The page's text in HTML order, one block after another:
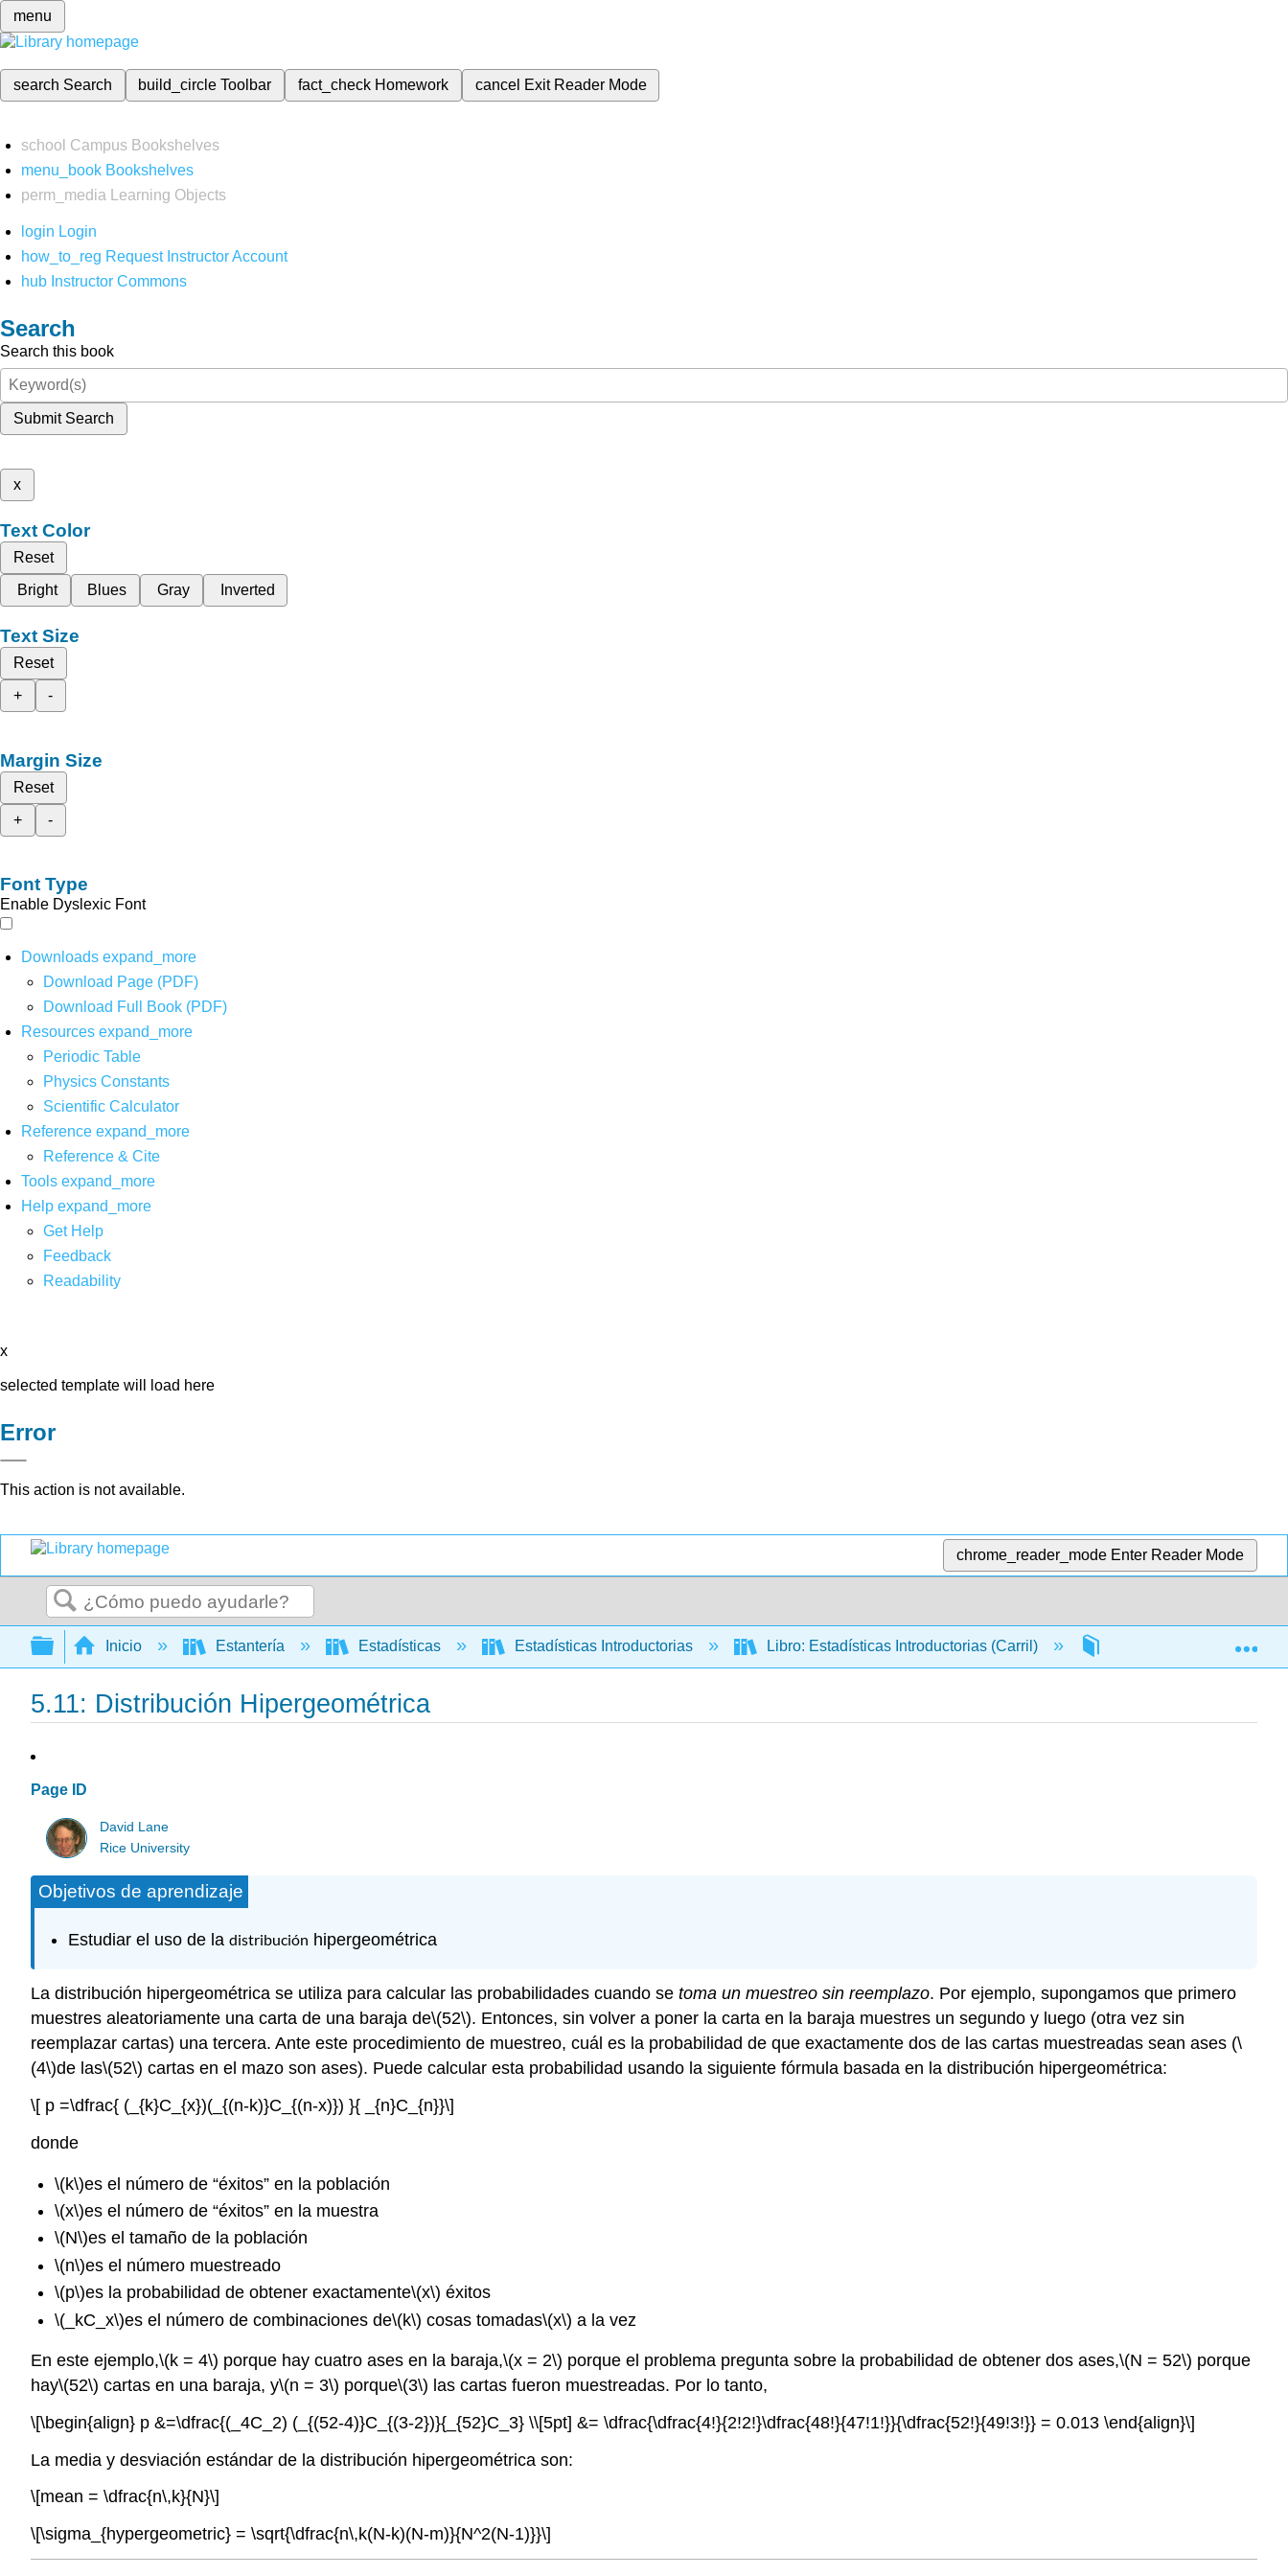
menu
search Search build_circleToolbar fact_check Homework cancel Exit Reader Mode
school Campus Bookshelves
menu_book Bookshelves
perm_media
Learning Objects
login Login
how_to_reg Request Instructor Account
hub Instructor Commons
Search
Search this book
Submit Search
x
Text Color
Reset
Bright
Blues Gray Inverted
Text Size
Reset
+
-
Margin Size
Reset
+
-
Font Type
Enable Dyslexic Font
Downloads expand_more
Download Page (PDF)
Download Full Book (PDF)
Resources expand_more
Periodic Table
Physics Constants
Scientific Calculator
Reference expand_more
Reference & Cite
Tools expand_more
Help expand_more
Get Help
Feedback
Readability
x
selected template will load here
Error
This action is not available.
chrome_reader_mode Enter Reader Mode
Buscar
Expandir/contraer jerarquía global
Inicio Estantería Estadísticas Estadísticas Introductorias Libro: Estadísticas Introductorias (Carril)
5.11: Distribución Hipergeométrica
Page ID
David Lane
Rice University
Objetivos de aprendizaje
Estudiar el uso de la distribución hipergeométrica
La distribución hipergeométrica se utiliza para calcular las probabilidades cuando se toma un muestreo sin reemplazo. Por ejemplo, supongamos que primero
muestres aleatoriamente una carta de una baraja de\(52\). Entonces, sin volver a poner la carta en la baraja muestres un segundo y luego (otra vez sin
reemplazar cartas) una tercera. Ante este procedimiento de muestreo, cuál es la probabilidad de que exactamente dos de las cartas muestreadas sean ases (\
(4\)de las\(52\) cartas en el mazo son ases). Puede calcular esta probabilidad usando la siguiente fórmula basada en la distribución hipergeométrica:
\[ p =\dfrac{ (_{k}C_{x})(_{(n-k)}C_{(n-x)}) }{ _{n}C_{n}}\]
donde
\(k\)es el número de “éxitos” en la población
\(x\)es el número de “éxitos” en la muestra
\(N\)es el tamaño de la población
\(n\)es el número muestreado
\(p\)es la probabilidad de obtener exactamente\(x\) éxitos
\(_kC_x\)es el número de combinaciones de\(k\) cosas tomadas\(x\) a la vez
En este ejemplo,\(k = 4\) porque hay cuatro ases en la baraja,\(x = 2\) porque el problema pregunta sobre la probabilidad de obtener dos ases,\(N = 52\) porque
hay\(52\) cartas en una baraja, y\(n = 3\) porque\(3\) las cartas fueron muestreadas. Por lo tanto,
\[\begin{align} p &=\dfrac{(_4C_2) (_{(52-4)}C_{(3-2})}{_{52}C_3} \\[5pt] &= \dfrac{\dfrac{4!}{2!2!}\dfrac{48!}{47!1!}}{\dfrac{52!}{49!3!}} = 0.013 \end{align}\]
La media y desviación estándar de la distribución hipergeométrica son:
\[mean = \dfrac{n\,k}{N}\]
\[\sigma_{hypergeometric} = \sqrt{\dfrac{n\,k(N-k)(N-m)}{N^2(N-1)}}\]